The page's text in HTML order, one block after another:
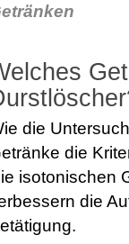
die
die
isotonischen
die